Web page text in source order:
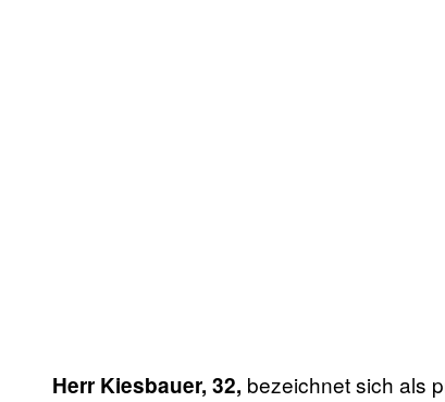
Herr Kiesbauer, 32, bezeichnet sich als